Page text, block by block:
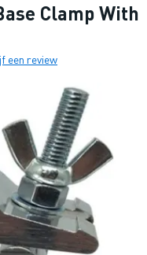
Clamp With
een review